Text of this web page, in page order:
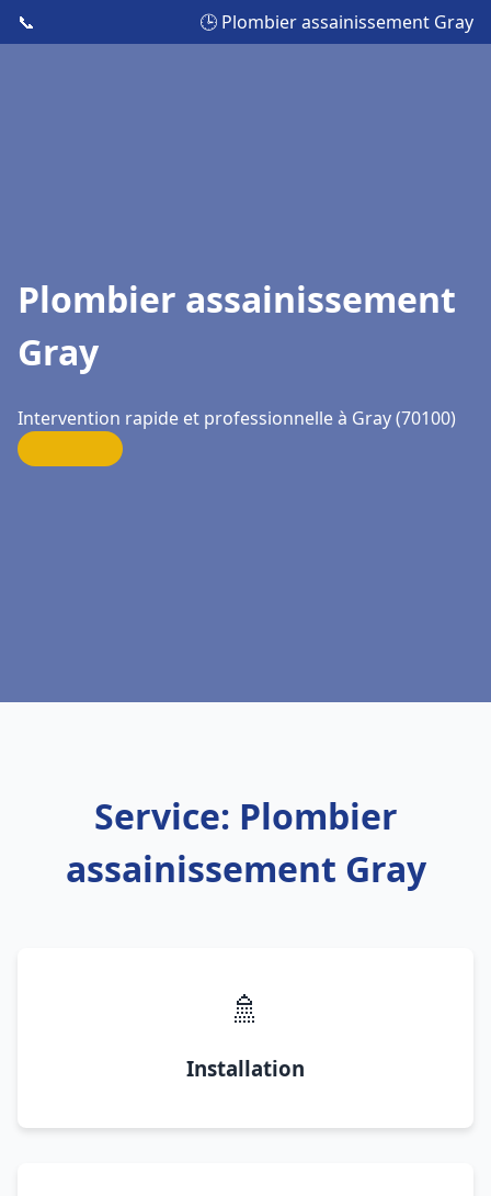
📞 🕒 Plombier assainissement Gray
Plombier assainissement
Gray
Intervention rapide et professionnelle à Gray (70100)
Service: Plombier
assainissement Gray
🚿
Installation